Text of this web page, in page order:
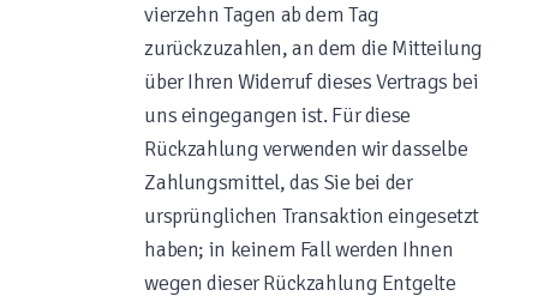
vierzehn Tagen ab dem Tag
zurückzuzahlen, an dem die Mitteilung
über Ihren Widerruf dieses Vertrags bei
uns eingegangen ist. Für diese
Rückzahlung verwenden wir dasselbe
Zahlungsmittel, das Sie bei der
ursprünglichen Transaktion eingesetzt
haben; in keinem Fall werden Ihnen
wegen dieser Rückzahlung Entgelte